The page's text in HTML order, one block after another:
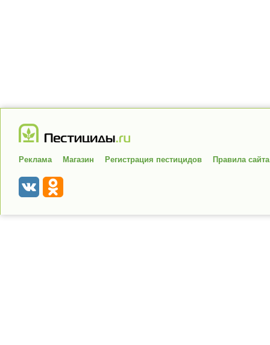
Реклама Магазин Регистрация пестицидов Правила сайта